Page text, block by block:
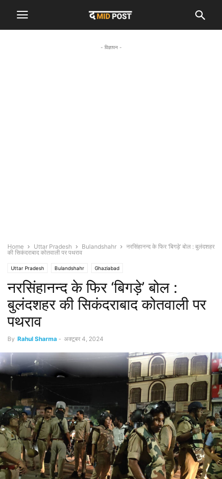
- विज्ञापन -
Home Uttar Pradesh Bulandshahr
नरसिंहानन्द के फिर ‘बिगड़े’ बोल : बुलंदशहर
की सिकंदराबाद कोतवाली पर पथराव
Uttar Pradesh Bulandshahr Ghaziabad
नरसिंहानन्द के फिर ‘बिगड़े’ बोल :
बुलंदशहर की सिकंदराबाद कोतवाली पर
पथराव
By Rahul Sharma - अक्टूबर 4, 2024